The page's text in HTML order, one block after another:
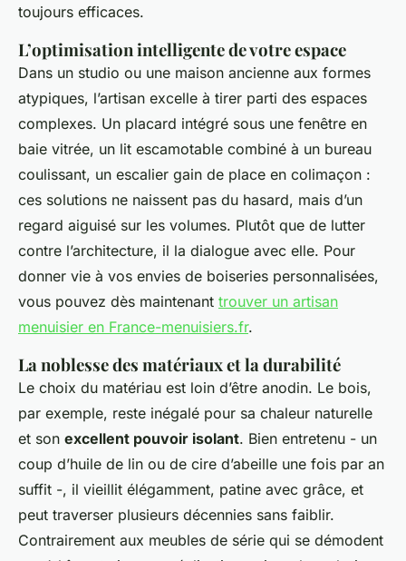
toujours efficaces.
L’optimisation intelligente de votre espace
Dans un studio ou une maison ancienne aux formes
atypiques, l’artisan excelle à tirer parti des espaces
complexes. Un placard intégré sous une fenêtre en
baie vitrée, un lit escamotable combiné à un bureau
coulissant, un escalier gain de place en colimaçon :
ces solutions ne naissent pas du hasard, mais d’un
regard aiguisé sur les volumes. Plutôt que de lutter
contre l’architecture, il la dialogue avec elle. Pour
donner vie à vos envies de boiseries personnalisées,
vous pouvez dès maintenant trouver un artisan
menuisier en France-menuisiers.fr.
La noblesse des matériaux et la durabilité
Le choix du matériau est loin d’être anodin. Le bois,
par exemple, reste inégalé pour sa chaleur naturelle
et son excellent pouvoir isolant. Bien entretenu - un
coup d’huile de lin ou de cire d’abeille une fois par an
suffit -, il vieillit élégamment, patine avec grâce, et
peut traverser plusieurs décennies sans faiblir.
Contrairement aux meubles de série qui se démodent